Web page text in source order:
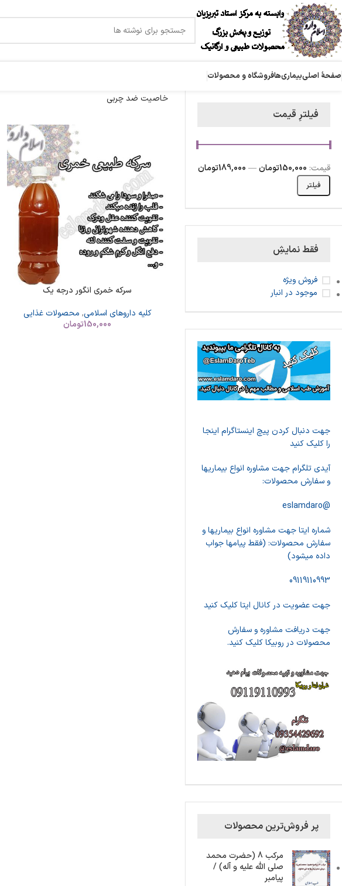
صفحۀ اصلیبیماری‌هافروشگاه و محصولات
فیلترِ قیمت
فیلتر
قیمت: 150,000تومان — 189,000تومان
فقط نمایشِ
فروش ویژه
موجود در انبار
جهت دنبال کردن پیچ اینستاگرام اینجا
را کلیک کنید
آیدی تلگرام جهت مشاوره انواع بیماریها
و سفارش محصولات:
@eslamdaro
شماره ایتا جهت مشاوره انواع بیماریها و
سفارش محصولات: (فقط پیامها جواب
داده میشود)
09119110993
جهت عضویت در کانال ایتا کلیک کنید
جهت دریافت مشاوره و سفارش
محصولات در روبیکا کلیک کنید.
پر فروش‌ترین محصولات
مرکب 8 (حضرت محمد
صلی الله علیه و آله) /
پیامبر
خاصیت ضد چربی
سرکه خمری انگور درجه یک
کلیه داروهای اسلامی, محصولات غذایی
150,000تومان